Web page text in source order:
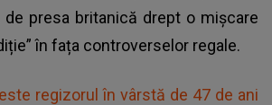
presa britanică drept o mișcare
în fața controverselor regale.
regizorul în vârstă de 47 de ani